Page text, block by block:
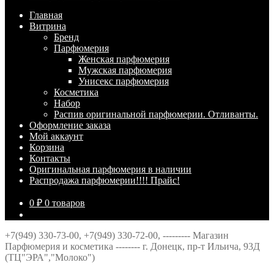
Главная
Витрина
Брeнд
Парфюмерия
Женская парфюмерия
Мужская парфюмерия
Унисекс парфюмерия
Косметика
Набор
Распив оригинальной парфюмерии. Отливанты.
Оформление заказа
Мой аккаунт
Корзина
Контакты
Оригинальная парфюмерия в наличии
Распродажа парфюмерии!!!! Прайс!
0 ₽ 0 товаров
+7(949) 330-73-00, +7(949) 330-72-00, --------- Магазин
Парфюмерия и косметика -------- г. Донецк, пр-т Ильича, 93Д
(ТЦ"ЭРА","Молоко")